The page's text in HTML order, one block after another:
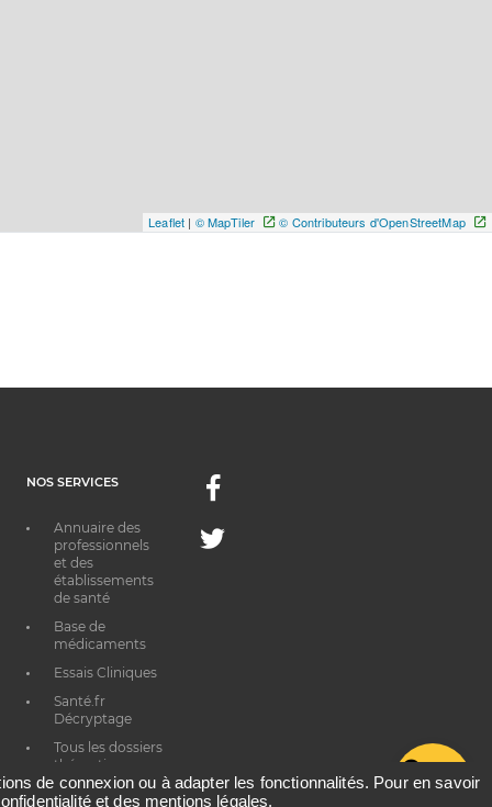
Leaflet | © MapTiler © Contributeurs d'OpenStreetMap
NOS SERVICES
Annuaire des
professionnels
et des
établissements
de santé
Base de
médicaments
Essais Cliniques
Santé.fr
Décryptage
Tous les dossiers
thématiques
Facebook
Twitter
de connexion ou à adapter les fonctionnalités. Pour en savoir
et des mentions légales.